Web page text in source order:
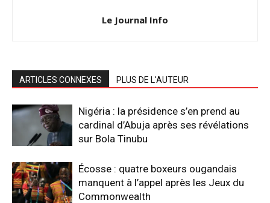
Le Journal Info
ARTICLES CONNEXES PLUS DE L'AUTEUR
Nigéria : la présidence s’en prend au
cardinal d’Abuja après ses révélations
sur Bola Tinubu
Écosse : quatre boxeurs ougandais
manquent à l’appel après les Jeux du
Commonwealth